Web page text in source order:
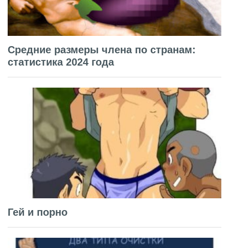
Средние размеры члена по странам:
статистика 2024 года
Гей и порно